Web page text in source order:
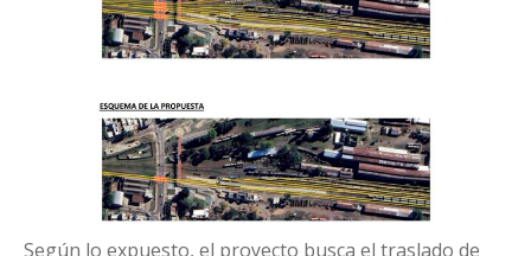
Según lo expuesto, el proyecto busca el traslado de